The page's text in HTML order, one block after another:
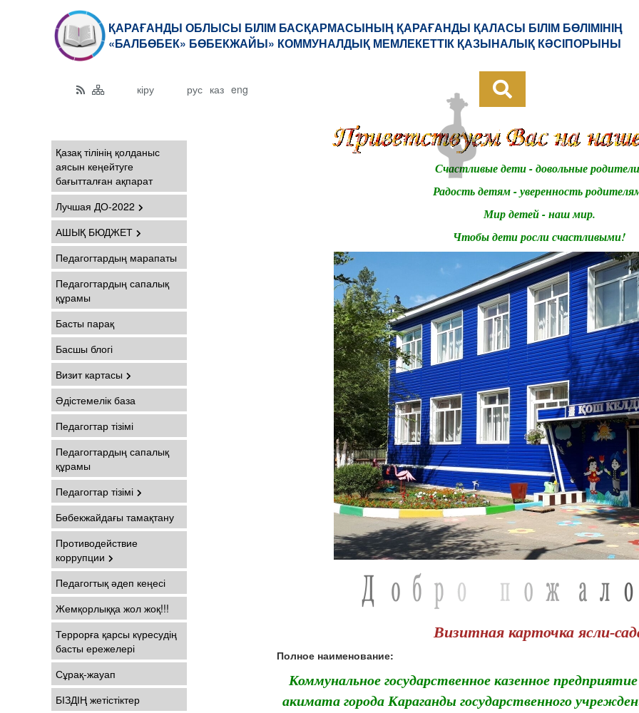
ҚАРАҒАНДЫ ОБЛЫСЫ БІЛІМ БАСҚАРМАСЫНЫҢ ҚАРАҒАНДЫ ҚАЛАСЫ БІЛІМ БӨЛІМІНІҢ
«БАЛБӨБЕК» БӨБЕКЖАЙЫ» КОММУНАЛДЫҚ МЕМЛЕКЕТТІК ҚАЗЫНАЛЫҚ КӘСІПОРЫНЫ
кіру рус каз eng
Қазақ тілінің қолданыс
аясын кеңейтуге
бағытталған ақпарат
Лучшая ДО-2022
АШЫҚ БЮДЖЕТ
Педагогтардың марапаты
Педагогтардың сапалық
құрамы
Басты парақ
Басшы блогі
Визит картасы
Әдістемелік база
Педагогтар тізімі
Педагогтардың сапалық
құрамы
Педагогтар тізімі
Бөбекжайдағы тамақтану
Противодействие
коррупции
Педагогтық әдеп кеңесі
Жемқорлыққа жол жоқ!!!
Террорға қарсы күресудің
басты ережелері
Сұрақ-жауап
БІЗДІҢ жетістіктер
Счастливые дети - довольные
Радость детям - уверенность
Мир детей - наш мир.
Чтобы дети росли счастливыми!
Визитная карточка ясли-
Полное наименование:
Коммунальное государственное казенное
акимата города Караганды государственного